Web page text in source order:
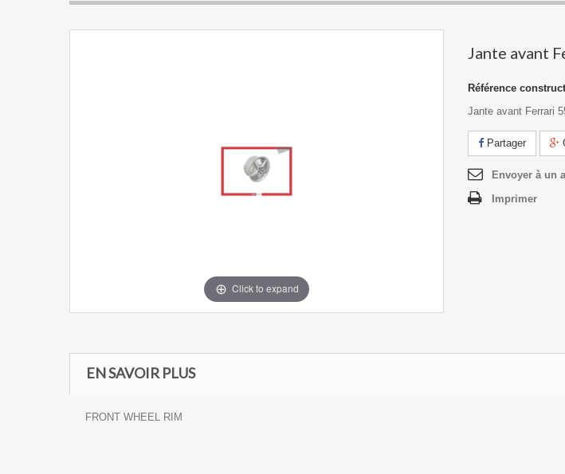
Click to expand
Jante avant
Référence
Jante avant Ferrari
Partager
Envoyer à un
Imprimer
EN SAVOIR PLUS
FRONT WHEEL RIM